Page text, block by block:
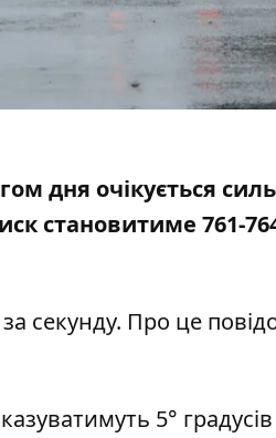
дня очікується
становитиме 761-
секунду. Про це
5°